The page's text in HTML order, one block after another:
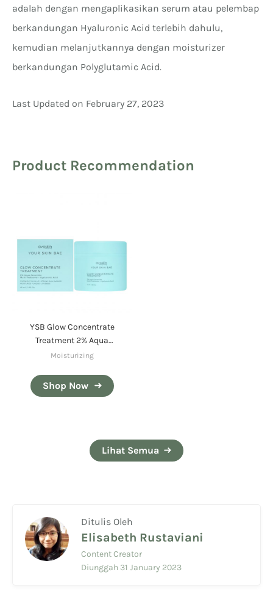
adalah dengan mengaplikasikan serum atau pelembap
berkandungan Hyaluronic Acid terlebih dahulu,
kemudian melanjutkannya dengan moisturizer
berkandungan Polyglutamic Acid.
Last Updated on February 27, 2023
Product Recommendation
YSB Glow Concentrate
Treatment 2% Aqua
Ceramide + Multi Probiome
Moisturizing
Shop Now
Lihat Semua
Ditulis Oleh
Elisabeth Rustaviani
Content Creator
Diunggah 31 January 2023